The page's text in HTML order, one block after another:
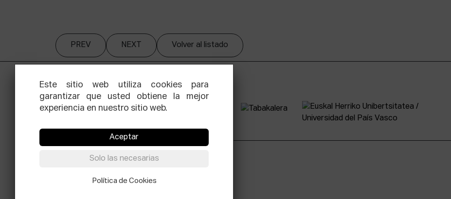
PREV NEXT Volver al listado
Facebook Equis Instagram Threads
© Elías Querejeta Zine Eskola 2026
Este sitio web utiliza cookies para
garantizar que usted obtiene la mejor
experiencia en nuestro sitio web.
Aceptar
Solo las necesarias
Política de Cookies